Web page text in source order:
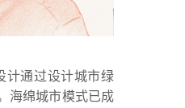
计通过设计城市绿
海绵城市模式已成